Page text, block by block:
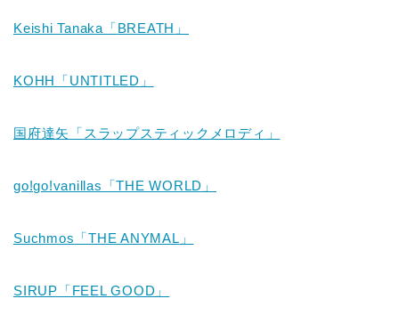
Keishi Tanaka 「BREATH 」
KOHH「UNTITLED」
国府達矢「スラップスティックメロディ」
go!go!vanillas「THE WORLD」
Suchmos 「THE ANYMAL 」
SIRUP「FEEL GOOD」